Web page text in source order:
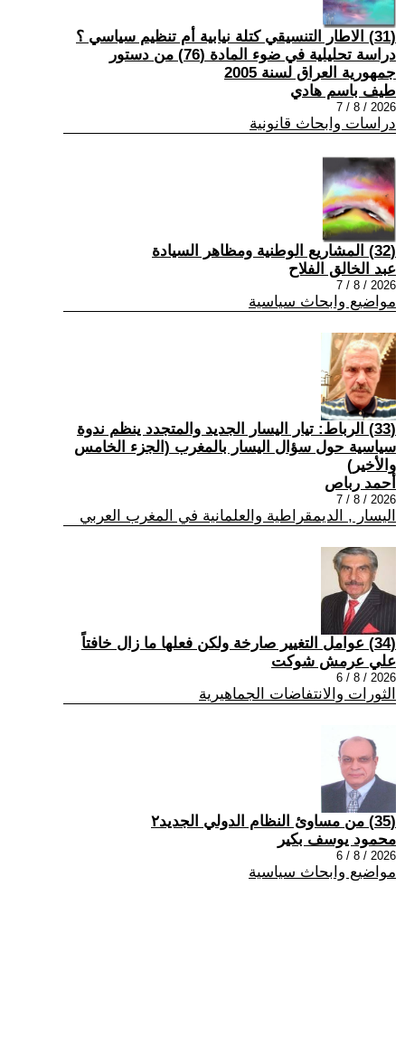
(31) الاطار التنسيقي كتلة نيابية أم تنظيم سياسي ؟
دراسة تحليلية في ضوء المادة (76) من دستور
جمهورية العراق لسنة 2005
طيف باسم هادي
2026 / 8 / 7
دراسات وابحاث قانونية
(32) المشاريع الوطنية ومظاهر السيادة
عبد الخالق الفلاح
2026 / 8 / 7
مواضيع وابحاث سياسية
(33) الرباط: تيار اليسار الجديد والمتجدد ينظم ندوة
سياسية حول سؤال اليسار بالمغرب (الجزء الخامس
والأخير)
أحمد رباص
2026 / 8 / 7
اليسار , الديمقراطية والعلمانية في المغرب العربي
(34) عوامل التغيير صارخة ولكن فعلها ما زال خافتاً
علي عرمش شوكت
2026 / 8 / 6
الثورات والانتفاضات الجماهيرية
(35) من مساوئ النظام الدولي الجديد٢
محمود يوسف بكير
2026 / 8 / 6
مواضيع وابحاث سياسية